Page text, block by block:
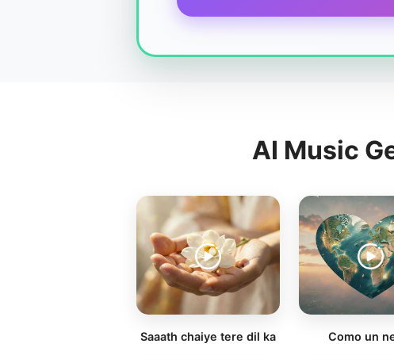
AI Music
Saaath chaiye tere dil ka Como un